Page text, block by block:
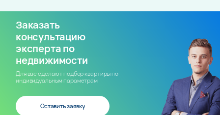
Заказать
консультацию
эксперта по
недвижимости
Для вас сделают подбор квартиры по
индивидуальным параметрам
Оставить заявку